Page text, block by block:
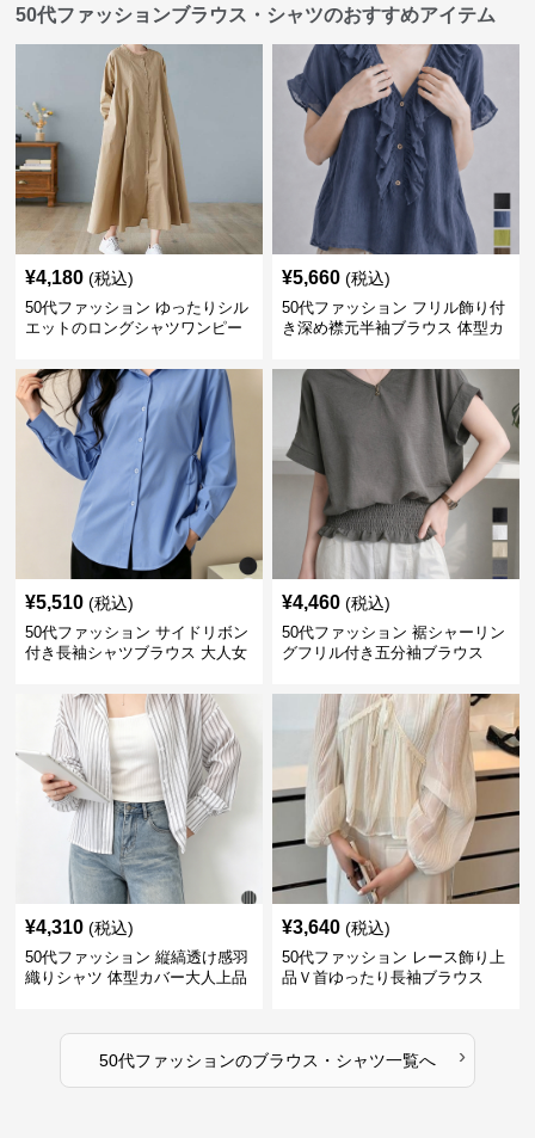
50代ファッションブラウス・シャツのおすすめアイテム
¥4,180 (税込)
50代ファッション ゆったりシル
エットのロングシャツワンピー
¥5,660 (税込)
50代ファッション フリル飾り付
き深め襟元半袖ブラウス 体型カ
¥5,510 (税込)
50代ファッション サイドリボン
付き長袖シャツブラウス 大人女
¥4,460 (税込)
50代ファッション 裾シャーリン
グフリル付き五分袖ブラウス
¥4,310 (税込)
50代ファッション 縦縞透け感羽
織りシャツ 体型カバー大人上品
¥3,640 (税込)
50代ファッション レース飾り上
品Ｖ首ゆったり長袖ブラウス
50代ファッションのブラウス・シャツ一覧へ ›